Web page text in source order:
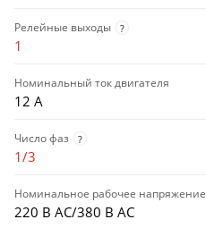
Релейные выходы ?
1
Номинальный ток двигателя
12 А
Число фаз ?
1/3
Номинальное рабочее напряжение
220 В AC/380 В AC